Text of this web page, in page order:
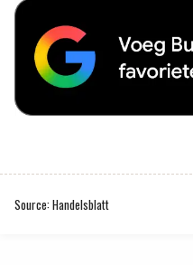
Source: Handelsblatt